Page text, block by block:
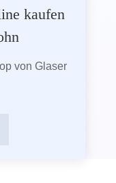
kaufen
von Glaser